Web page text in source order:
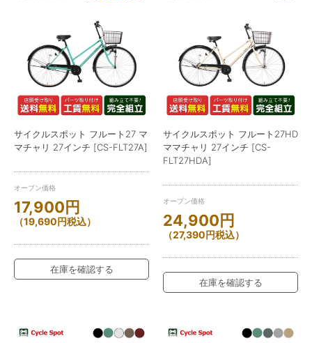
サイクルスポット フルート27 マ
マチャリ 27インチ [CS-FLT27A]
オープン価格
17,900円
（19,690円税込）
在庫を確認する
サイクルスポット フルート27HD
ママチャリ 27インチ [CS-
FLT27HDA]
オープン価格
24,900円
（27,390円税込）
在庫を確認する